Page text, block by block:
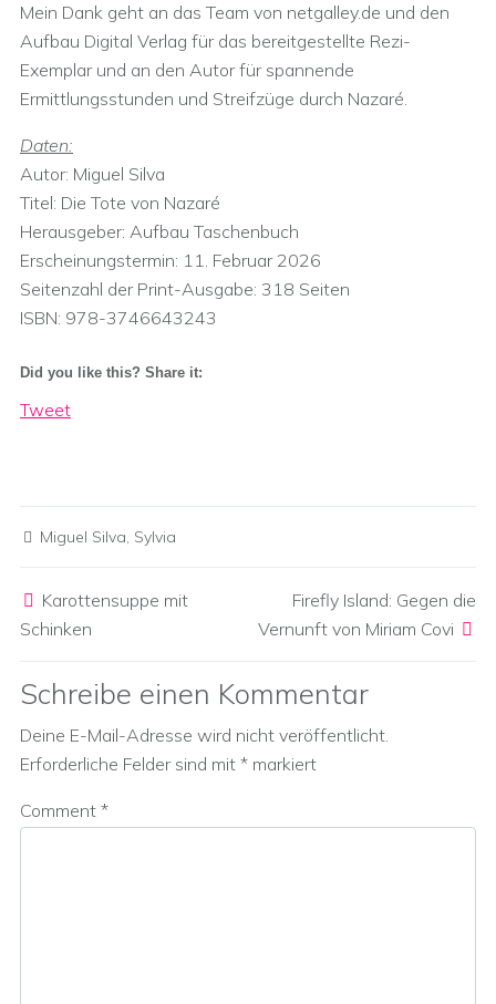
Mein Dank geht an das Team von netgalley.de und den
Aufbau Digital Verlag für das bereitgestellte Rezi-
Exemplar und an den Autor für spannende
Ermittlungsstunden und Streifzüge durch Nazaré.
Daten:
Autor: Miguel Silva
Titel: Die Tote von Nazaré
Herausgeber:‎ Aufbau Taschenbuch
Erscheinungstermin: 11. Februar 2026
Seitenzahl der Print-Ausgabe: 318 Seiten
ISBN:‎ 978-3746643243
Did you like this? Share it:
Tweet
Miguel Silva, Sylvia
Karottensuppe mit
Schinken
Firefly Island: Gegen die
Vernunft von Miriam Covi
Schreibe einen Kommentar
Deine E-Mail-Adresse wird nicht veröffentlicht.
Erforderliche Felder sind mit * markiert
Comment *